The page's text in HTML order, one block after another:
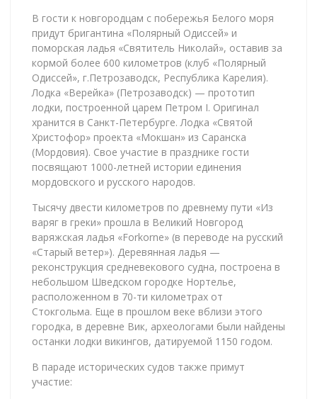
В гости к новгородцам с побережья Белого моря
придут бригантина «Полярный Одиссей» и
поморская ладья «Святитель Николай», оставив за
кормой более 600 километров (клуб «Полярный
Одиссей», г.Петрозаводск, Республика Карелия).
Лодка «Верейка» (Петрозаводск) — прототип
лодки, построенной царем Петром I. Оригинал
хранится в Санкт-Петербурге. Лодка «Святой
Христофор» проекта «Мокшан» из Саранска
(Мордовия). Свое участие в празднике гости
посвящают 1000-летней истории единения
мордовского и русского народов.
Тысячу двести километров по древнему пути «Из
варяг в греки» прошла в Великий Новгород
варяжская ладья «Forkorne» (в переводе на русский
«Старый ветер»). Деревянная ладья —
реконструкция средневекового судна, построена в
небольшом Шведском городке Нортелье,
расположенном в 70-ти километрах от
Стокгольма. Еще в прошлом веке вблизи этого
городка, в деревне Вик, археологами были найдены
останки лодки викингов, датируемой 1150 годом.
В параде исторических судов также примут
участие: